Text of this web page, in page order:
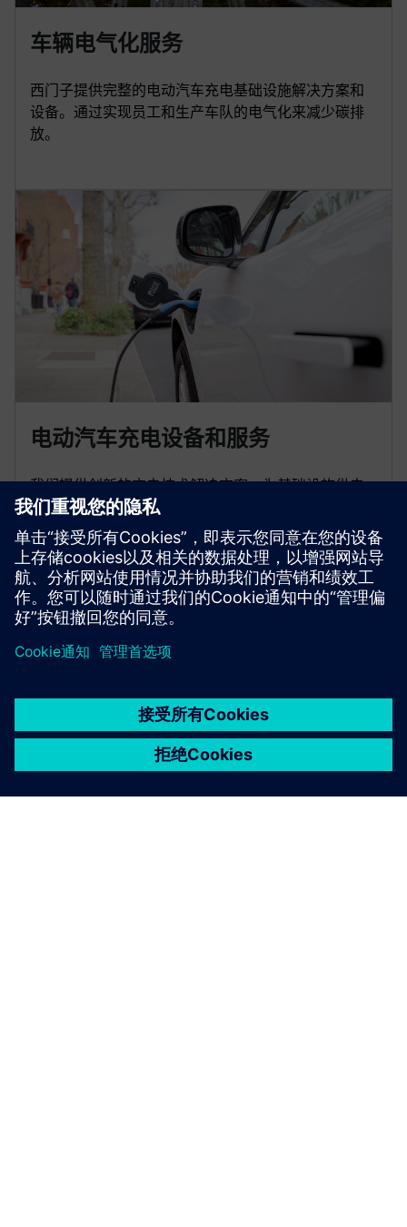
车辆电气化服务
西门子提供完整的电动汽车充电基础设施解决方案和
设备。通过实现员工和生产车队的电气化来减少碳排
放。
电动汽车充电设备和服务
我们提供创新的充电技术解决方案，为基础设施供电
以支持这些解决方案，并规划和实施安全的电网连
接，以促进电气化交通的发展。